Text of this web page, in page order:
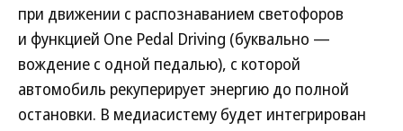
при движении с распознаванием светофоров
и функцией One Pedal Driving (буквально —
вождение с одной педалью), с которой
автомобиль рекуперирует энергию до полной
остановки. В медиасистему будет интегрирован